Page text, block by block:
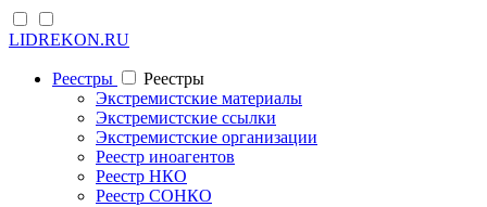
LIDREKON.RU
Реестры
Реестры
Экстремистские материалы
Экстремистские ссылки
Экстремистские организации
Реестр иноагентов
Реестр НКО
Реестр СОНКО